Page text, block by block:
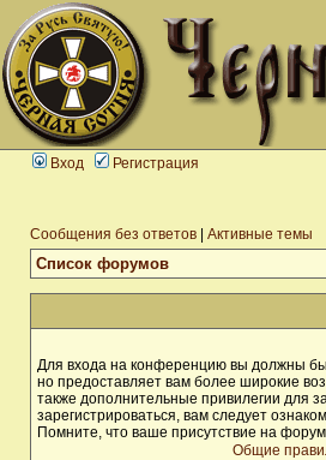
Вход Регистрация
Сообщения без ответов Активные темы
Список форумов
Для входа на конференцию вы должны
но предоставляет вам более широкие
также дополнительные привилегии для
зарегистрироваться, вам следует
Помните, что ваше присутствие на
Общие